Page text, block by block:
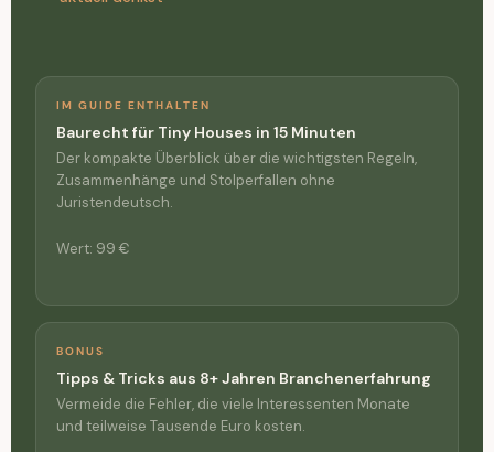
IM GUIDE ENTHALTEN
Baurecht für Tiny Houses in 15 Minuten
Der kompakte Überblick über die wichtigsten Regeln,
Zusammenhänge und Stolperfallen ohne
Juristendeutsch.
Wert: 99 €
BONUS
Tipps & Tricks aus 8+ Jahren Branchenerfahrung
Vermeide die Fehler, die viele Interessenten Monate
und teilweise Tausende Euro kosten.